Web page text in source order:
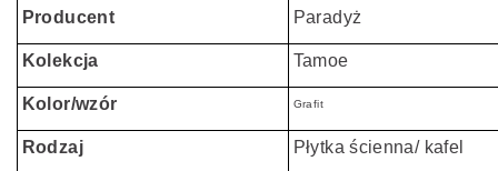
Producent Paradyż
Kolekcja Tamoe
Kolor/wzór Grafit
Rodzaj Płytka ścienna/ kafel